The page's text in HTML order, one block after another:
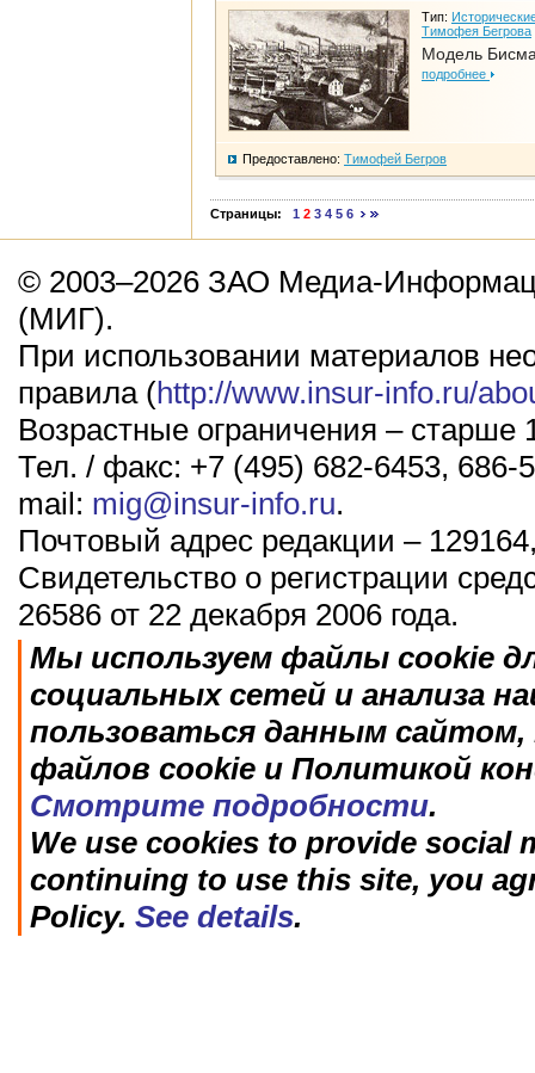
Тип:
Тимофея Бегрова
Модель
подробнее
Предоставлено: Тимофей Бегров
Страницы: 1 2 3 4 5 6
© 2003–2026 ЗАО Медиа-
(МИГ).
При использовании материалов
правила (http://www.insur-info.ru/
Возрастные ограничения – старше
Тел. / факс: +7 (495) 682-6453, 686-
mail: mig@insur-info.ru.
Почтовый адрес редакции –
Свидетельство о регистрации
26586 от 22 декабря 2006 года.
Мы используем файлы cookie
социальных сетей и анализа
пользоваться данным
файлов cookie и Политикой
Смотрите подробности.
We use cookies to provide social
continuing to use this site, you
Policy. See details.